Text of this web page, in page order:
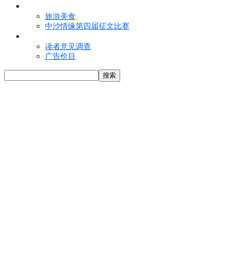
旅游美食
中沙情缘第四届征文比赛
读者意见调查
广告价目